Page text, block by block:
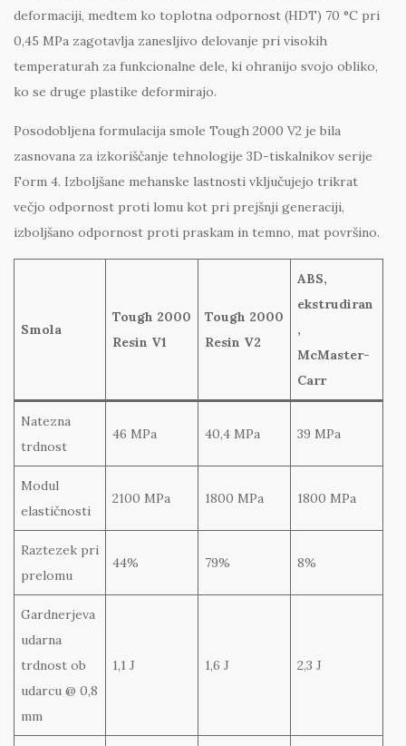
deformaciji, medtem ko toplotna odpornost (HDT) 70 °C pri
0,45 MPa zagotavlja zanesljivo delovanje pri visokih
temperaturah za funkcionalne dele, ki ohranijo svojo obliko,
ko se druge plastike deformirajo.
Posodobljena formulacija smole Tough 2000 V2 je bila
zasnovana za izkoriščanje tehnologije 3D-tiskalnikov serije
Form 4. Izboljšane mehanske lastnosti vključujejo trikrat
večjo odpornost proti lomu kot pri prejšnji generaciji,
izboljšano odpornost proti praskam in temno, mat površino.
Smola
Tough 2000
Resin V1
Tough 2000
Resin V2
ABS,
ekstrudiran
,
McMaster-
Carr
Natezna
trdnost
46 MPa 40,4 MPa 39 MPa
Modul
elastičnosti
2100 MPa 1800 MPa 1800 MPa
Raztezek pri
prelomu
44% 79% 8%
Gardnerjeva
udarna
trdnost ob
udarcu @ 0,8
mm
1,1 J 1,6 J 2,3 J